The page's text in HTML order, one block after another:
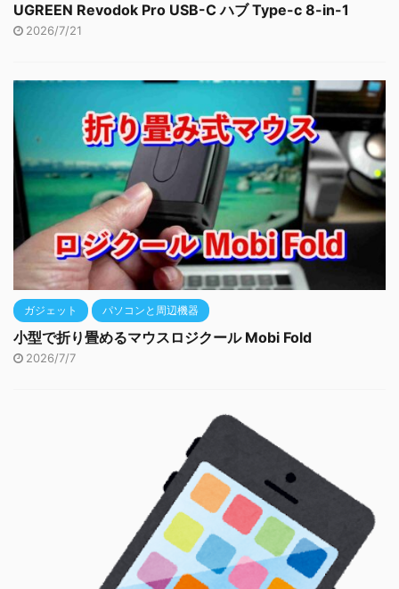
UGREEN Revodok Pro USB-C ハブ Type-c 8-in-1
2026/7/21
ガジェット パソコンと周辺機器
小型で折り畳めるマウスロジクール Mobi Fold
2026/7/7